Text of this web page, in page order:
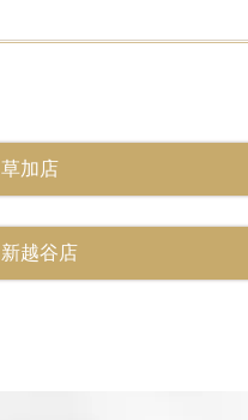
草加店
新越谷店